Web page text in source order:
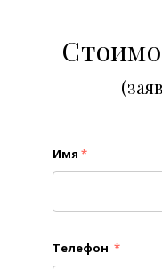
Имя *
Телефон *